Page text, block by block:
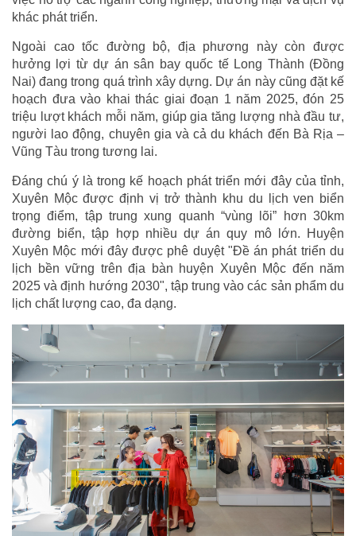
khác phát triển.
Ngoài cao tốc đường bộ, địa phương này còn được
hưởng lợi từ dự án sân bay quốc tế Long Thành (Đồng
Nai) đang trong quá trình xây dựng. Dự án này cũng đặt kế
hoạch đưa vào khai thác giai đoạn 1 năm 2025, đón 25
triệu lượt khách mỗi năm, giúp gia tăng lượng nhà đầu tư,
người lao động, chuyên gia và cả du khách đến Bà Rịa –
Vũng Tàu trong tương lai.
Đáng chú ý là trong kế hoạch phát triển mới đây của tỉnh,
Xuyên Mộc được định vị trở thành khu du lịch ven biển
trọng điểm, tập trung xung quanh “vùng lõi” hơn 30km
đường biển, tập hợp nhiều dự án quy mô lớn. Huyện
Xuyên Mộc mới đây được phê duyệt "Đề án phát triển du
lịch bền vững trên địa bàn huyện Xuyên Mộc đến năm
2025 và định hướng 2030", tập trung vào các sản phẩm du
lịch chất lượng cao, đa dạng.